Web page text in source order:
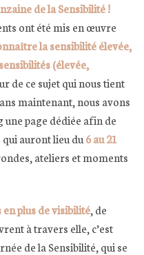
de la Sensibilité !
ont été mis en œuvre
la sensibilité élevée,
(élevée,
de ce sujet qui nous tient
maintenant, nous avons
page dédiée afin de
auront lieu du 6 au 21
ateliers et moments
plus de visibilité, de
à travers elle, c’est
de la Sensibilité, qui se